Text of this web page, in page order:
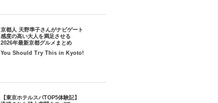
京都人 天野準子さんがナビゲート
感度の高い大人を満足させる
2026年最新京都グルメまとめ
You Should Try This in Kyoto!
【東京ホテルスパTOP5体験記】